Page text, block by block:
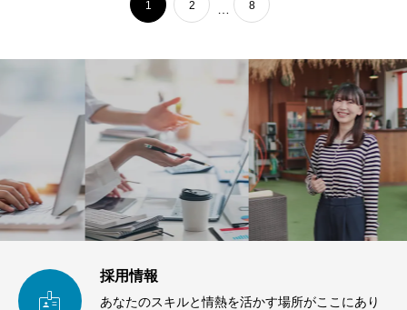
1 2 8

採用情報
あなたのスキルと情熱を活かす場所がここにあり